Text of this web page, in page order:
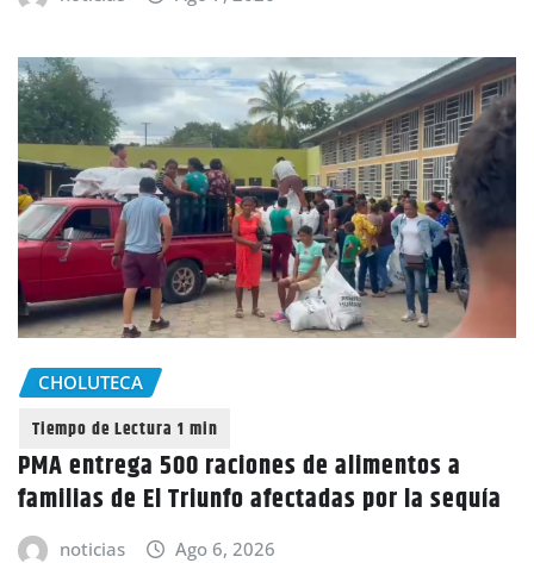
CHOLUTECA
PMA entrega 500 raciones de alimentos a
familias de El Triunfo afectadas por la sequía
noticias Ago 6, 2026